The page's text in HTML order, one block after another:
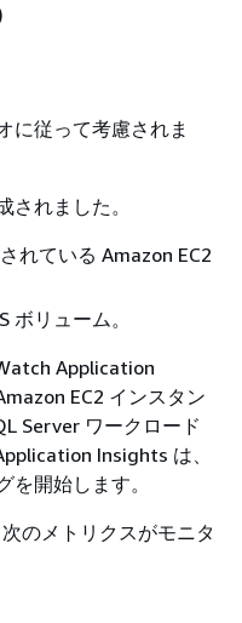
に従って考慮されま
れました。
れている Amazon EC2
ボリューム。
Application
EC2 インスタン
Server ワークロード
Insights は、
開始します。
のメトリクスがモニタ